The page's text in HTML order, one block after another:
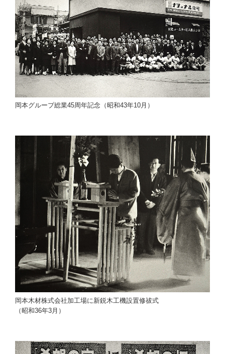
岡本グループ総業45周年記念（昭和43年10月）
岡本木材株式会社加工場に新鋭木工機設置修祓式
（昭和36年3月）